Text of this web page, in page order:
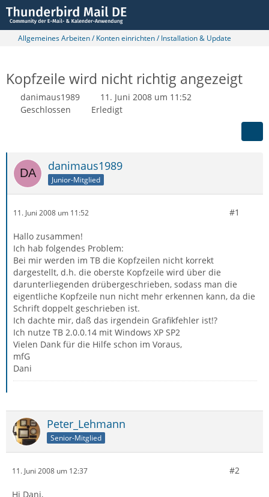
Allgemeines Arbeiten / Konten einrichten / Installation & Update
Kopfzeile wird nicht richtig angezeigt
danimaus1989
11. Juni 2008 um 11:52
Geschlossen
Erledigt
danimaus1989
Junior-Mitglied
11. Juni 2008 um 11:52 #1
Hallo zusammen!
Ich hab folgendes Problem:
Bei mir werden im TB die Kopfzeilen nicht korrekt
dargestellt, d.h. die oberste Kopfzeile wird über die
darunterliegenden drübergeschrieben, sodass man die
eigentliche Kopfzeile nun nicht mehr erkennen kann, da die
Schrift doppelt geschrieben ist.
Ich dachte mir, daß das irgendein Grafikfehler ist!?
Ich nutze TB 2.0.0.14 mit Windows XP SP2
Vielen Dank für die Hilfe schon im Voraus,
mfG
Dani
Peter_Lehmann
Senior-Mitglied
11. Juni 2008 um 12:37 #2
Hi Dani,